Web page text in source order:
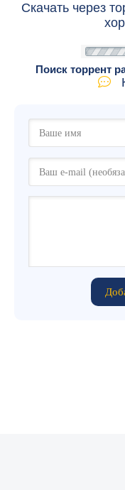
Скачать через
Поиск торрент